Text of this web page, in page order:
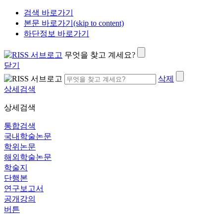
검색 바로가기
본문 바로가기(skip to content)
하단정보 바로가기
무엇을 찾고 계세요?
닫기
삭제
상세검색
상세검색
통합검색
국내학술논문
학위논문
해외학술논문
학술지
단행본
연구보고서
공개강의
버튼